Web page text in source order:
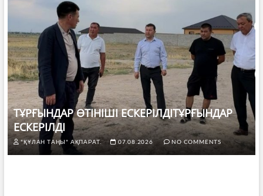
ТҰРҒЫНДАР ӨТІНІШІ ЕСКЕРІЛДІТҰРҒЫНДАР
ЕСКЕРІЛДІ
"ҚҰЛАН ТАҢЫ" АҚПАРАТ. 07.08.2026 NO COMMENTS